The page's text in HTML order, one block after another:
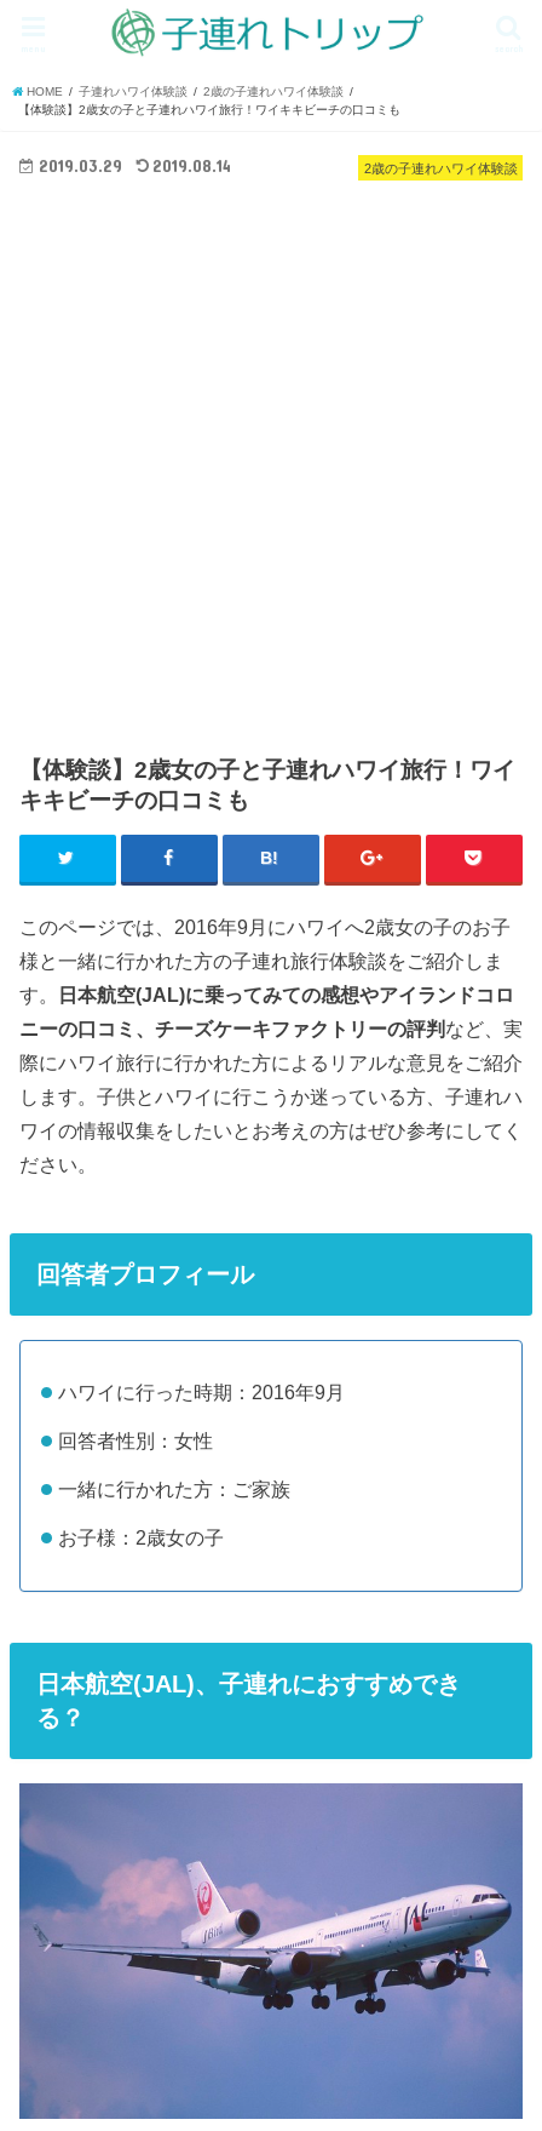
HOME 子連れハワイ体験談
2歳の子連れハワイ体験談
【体験談】2歳女の子と子連れハワイ旅行！ワイキキビーチの口コミも
2歳の子連れハワイ体験談
2019.03.29 2019.08.14
【体験談】2歳女の子と子連れハワイ旅行！ワイ
キキビーチの口コミも
このページでは、2016年9月にハワイへ2歳女の子のお子
様と一緒に行かれた方の子連れ旅行体験談をご紹介しま
す。
日本航空(JAL)に乗ってみての感想やアイランドコロ
ニーの口コミ、チーズケーキファクトリーの評判 など、実
際にハワイ旅行に行かれた方によるリアルな意見をご紹介
します。子供とハワイに行こうか迷っている方、子連れハ
ワイの情報収集をしたいとお考えの方はぜひ参考にしてく
ださい。
回答者プロフィール
ハワイに行った時期：2016年9月
回答者性別：女性
一緒に行かれた方：ご家族
お子様：2歳女の子
日本航空(JAL)、子連れにおすすめでき
る？